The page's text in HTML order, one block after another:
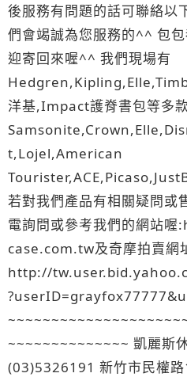
後服務有問題的話可聯絡以
們會竭誠為您服務的^^ 包
迎寄回來喔^^ 我們現場有
洋基,Impact護脊書包等多
t,Lojel,American
若對我們產品有相關疑問或
電詢問或參考我們的網站
case.com.tw及奇摩拍賣網
http://
~~~~~~~~~~~~~~ 凱麗斯
(03)5326191 新竹市民權